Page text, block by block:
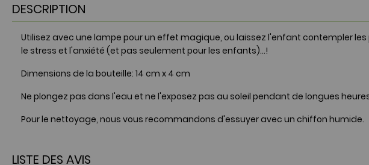
DESCRIPTION
Utilisez avec une lampe pour un effet magique, ou laissez l'enfant contempler
le stress et l'anxiété (et pas seulement pour les enfants)…!
Dimensions de la bouteille: 14 cm x 4 cm
Ne plongez pas dans l'eau et ne l'exposez pas au soleil pendant de longues
Pour le nettoyage, nous vous recommandons d'essuyer avec un chiffon humide.
LISTE DES AVIS